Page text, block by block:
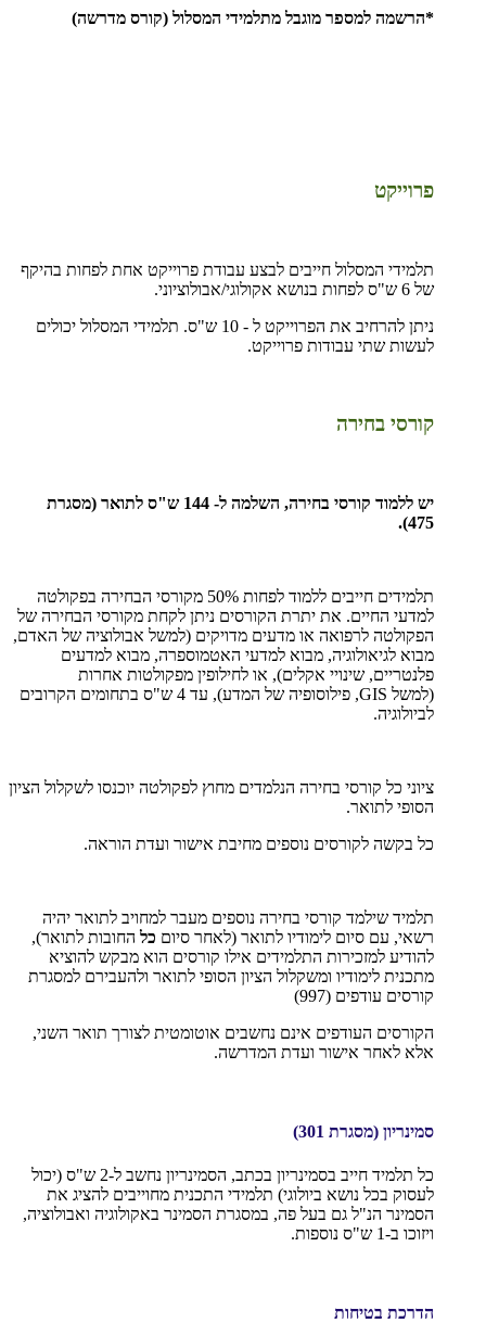
*הרשמה למספר מוגבל מתלמידי המסלול (קורס מדרשה)
פרוייקט
תלמידי המסלול חייבים לבצע עבודת פרוייקט אחת לפחות בהיקף
של 6 ש"ס לפחות בנושא אקולוגי/אבולוציוני.
ניתן להרחיב את הפרוייקט ל - 10 ש"ס. תלמידי המסלול יכולים
לעשות שתי עבודות פרוייקט.
קורסי בחירה
יש ללמוד קורסי בחירה, השלמה ל- 144 ש"ס לתואר (מסגרת
475).
תלמידים חייבים ללמוד לפחות 50% מקורסי הבחירה בפקולטה
למדעי החיים. את יתרת הקורסים ניתן לקחת מקורסי הבחירה של
הפקולטה לרפואה או מדעים מדויקים (למשל אבולוציה של האדם,
מבוא לגיאולוגיה, מבוא למדעי האטמוספרה, מבוא למדעים
פלנטריים, שינויי אקלים), או לחילופין מפקולטות אחרות
(למשל GIS
, פילוסופיה של המדע), עד 4 ש"ס בתחומים הקרובים
לביולוגיה.
ציוני כל קורסי בחירה הנלמדים מחוץ לפקולטה יוכנסו לשקלול הציון
הסופי לתואר.
כל בקשה לקורסים נוספים מחיבת אישור ועדת הוראה.
תלמיד שילמד קורסי בחירה נוספים מעבר למחויב לתואר יהיה
רשאי, עם סיום לימודיו לתואר (לאחר סיום כל החובות לתואר),
להודיע למזכירות התלמידים אילו קורסים הוא מבקש להוציא
מתכנית לימודיו ומשקלול הציון הסופי לתואר ולהעבירם למסגרת
קורסים עודפים (997)
הקורסים העודפים אינם נחשבים אוטומטית לצורך תואר השני,
אלא לאחר אישור ועדת המדרשה.
סמינריון (מסגרת 301)
כל תלמיד חייב בסמינריון בכתב, הסמינריון נחשב ל-2 ש"ס (יכול
לעסוק בכל נושא ביולוגי) תלמידי התכנית מחוייבים להציג את
הסמינר הנ"ל גם בעל פה, במסגרת הסמינר באקולוגיה ואבולוציה,
ויזוכו ב-1 ש"ס נוספות.
הדרכת בטיחות